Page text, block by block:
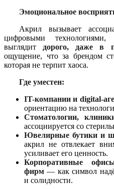
Эмоциональное
Акрил вызывает
цифровыми
выглядит дорого, даже в
ощущение, что за брендом
которая не терпит хаоса.
Где уместен:
IT-компании и digital-
ориентацию на
Стоматологии,
ассоциируется со
Ювелирные бутики и
акрил не отвлекает
усиливает его ценность.
Корпоративные
фирм — как символ
и солидности.